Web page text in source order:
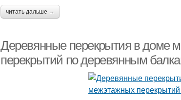
читать дальше →
Деревянные перекрытия в доме
перекрытий по деревянным